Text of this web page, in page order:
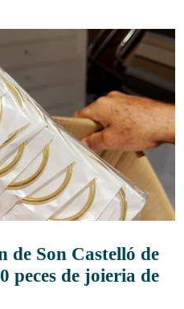
de Son Castelló de
peces de joieria de